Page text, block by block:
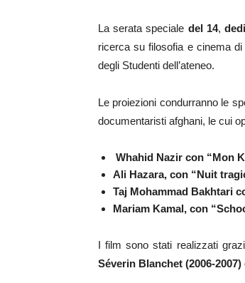
La serata speciale del 14,
ricerca su filosofia e cinema
degli Studenti dell’ateneo.
Le proiezioni condurranno le
documentaristi afghani, le cui
Whahid Nazir con “Mon
Ali Hazara, con “Nuit
Taj Mohammad Bakhtari
Mariam Kamal, con
I film sono stati realizzati
Séverin Blanchet (2006-